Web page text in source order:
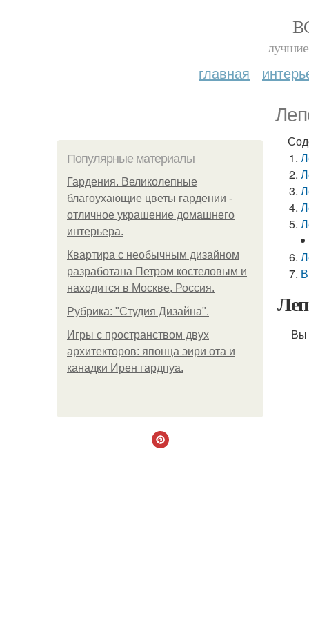
лучшие
главная
Популярные материалы
Гардения. Великолепные
благоухающие цветы гардении -
отличное украшение домашнего
интерьера.
Квартира с необычным дизайном
разработана Петром костеловым и
находится в Москве, Россия.
Рубрика: "Студия Дизайна".
Игры с пространством двух
архитекторов: японца эири ота и
канадки Ирен гардпуа.
Вы